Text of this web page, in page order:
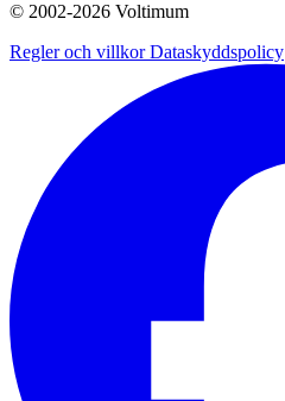
© 2002-2026 Voltimum
Regler och villkorDataskyddspolicy